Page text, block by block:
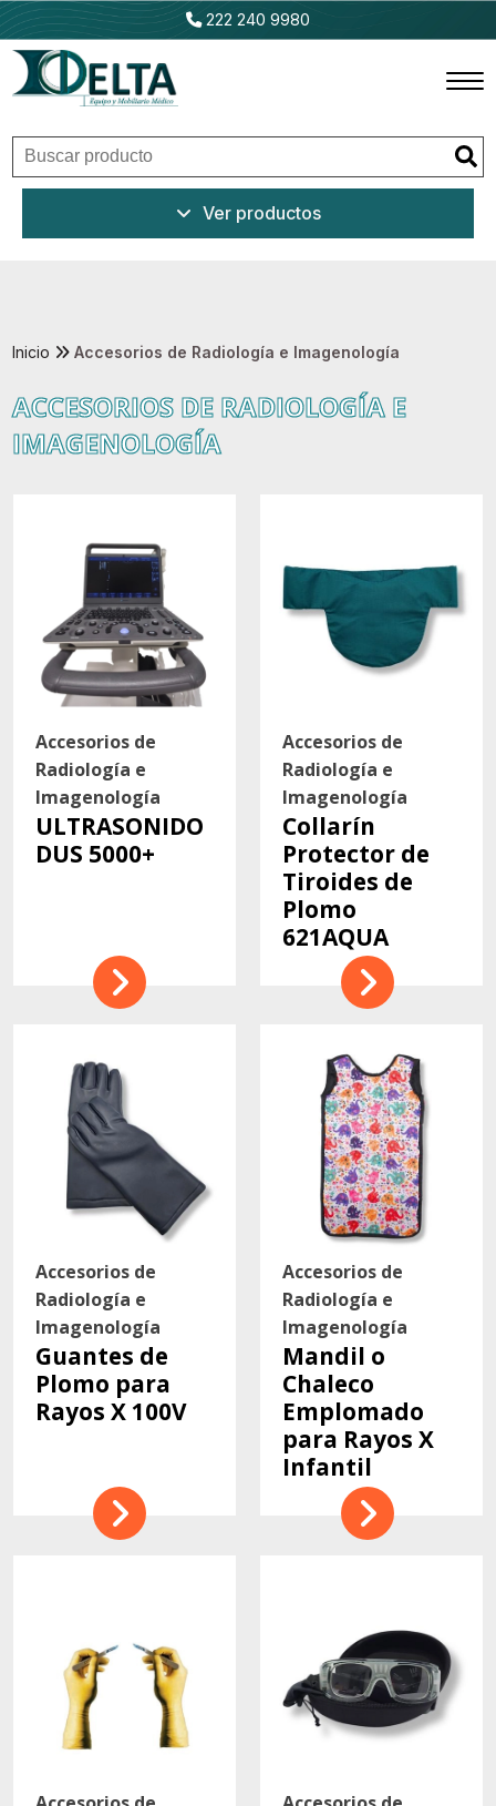
222 240 9980
Inicio
Outlet
Ventajas
Ver productos
Inicio Accesorios de Radiología e Imagenología
ACCESORIOS DE RADIOLOGÍA E
IMAGENOLOGÍA
Accesorios de
Radiología e
Imagenología
ULTRASONIDO
DUS 5000+
Accesorios de
Radiología e
Imagenología
Collarín
Protector de
Tiroides de
Plomo
621AQUA
Accesorios de
Radiología e
Imagenología
Guantes de
Plomo para
Rayos X 100V
Accesorios de
Radiología e
Imagenología
Mandil o
Chaleco
Emplomado
para Rayos X
Infantil